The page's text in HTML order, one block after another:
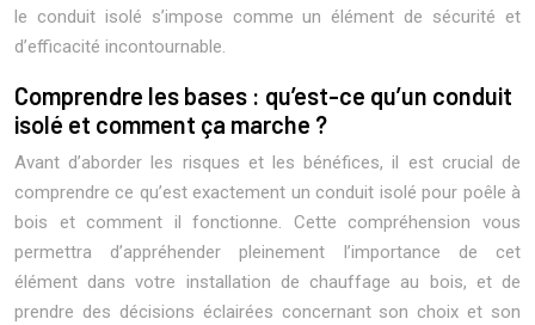
le conduit isolé s’impose comme un élément de sécurité et
d’efficacité incontournable.
Comprendre les bases : qu’est-ce qu’un conduit
isolé et comment ça marche ?
Avant d’aborder les risques et les bénéfices, il est crucial de
comprendre ce qu’est exactement un conduit isolé pour poêle à
bois et comment il fonctionne. Cette compréhension vous
permettra d’appréhender pleinement l’importance de cet
élément dans votre installation de chauffage au bois, et de
prendre des décisions éclairées concernant son choix et son